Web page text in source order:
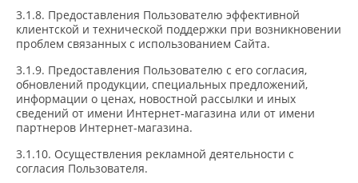
3.1.8. Предоставления Пользователю эффективной
клиентской и технической поддержки при возникновении
проблем связанных с использованием Сайта.
3.1.9. Предоставления Пользователю с его согласия,
обновлений продукции, специальных предложений,
информации о ценах, новостной рассылки и иных
сведений от имени Интернет-магазина или от имени
партнеров Интернет-магазина.
3.1.10. Осуществления рекламной деятельности с
согласия Пользователя.